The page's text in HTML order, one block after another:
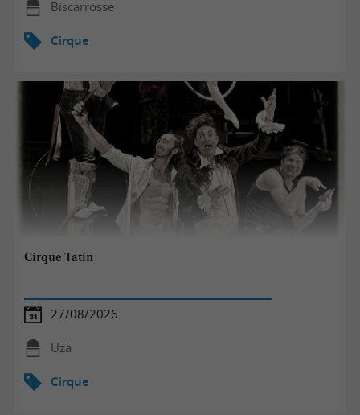
Biscarrosse
Cirque
Cirque Tatin
27/08/2026
Uza
Cirque